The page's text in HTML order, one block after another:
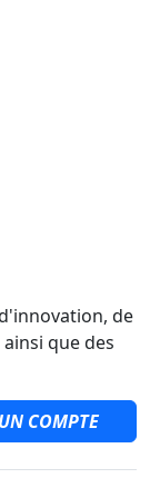
de
que des
COMPTE